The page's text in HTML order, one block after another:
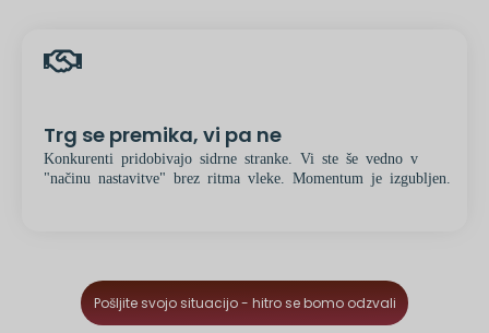
Trg se premika, vi pa ne
Konkurenti pridobivajo sidrne stranke. Vi ste še vedno v
"načinu nastavitve" brez ritma vleke. Momentum je izgubljen.
Pošljite svojo situacijo - hitro se bomo odzvali